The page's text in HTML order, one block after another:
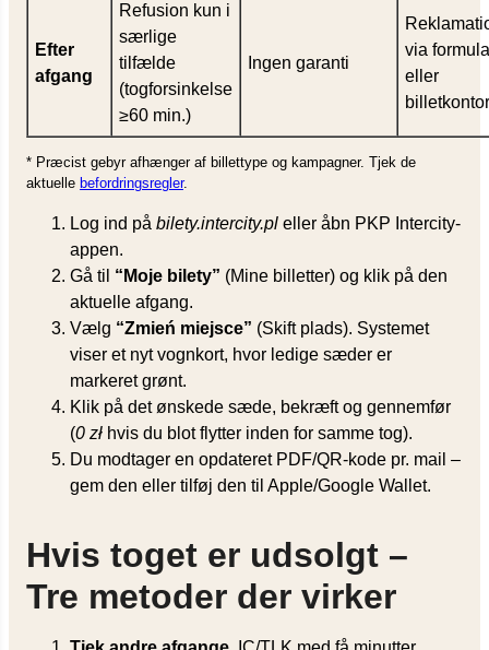
Efter
afgang
Refusion kun i
særlige
tilfælde
(togforsinkelse
≥60 min.)
Ingen garanti
via
eller
billetkontor
* Præcist gebyr afhænger af billettype og kampagner. Tjek de
aktuelle befordringsregler.
Log ind på bilety.intercity.pl eller åbn PKP Intercity-
appen.
Gå til “Moje bilety” (Mine billetter) og klik på den
aktuelle afgang.
Vælg “Zmień miejsce” (Skift plads). Systemet
viser et nyt vognkort, hvor ledige sæder er
markeret grønt.
Klik på det ønskede sæde, bekræft og gennemfør
(0 zł hvis du blot flytter inden for samme tog).
Du modtager en opdateret PDF/QR-kode pr. mail –
gem den eller tilføj den til Apple/Google Wallet.
Hvis toget er udsolgt –
Tre metoder der virker